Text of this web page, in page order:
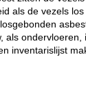
als de vezels
inventarislijst